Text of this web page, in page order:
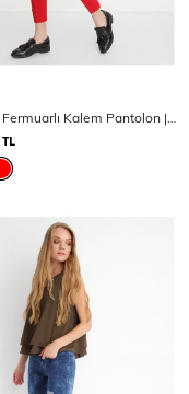
On Cepi Fermuarlı Kalem Pantolon | Pnt19007
TL